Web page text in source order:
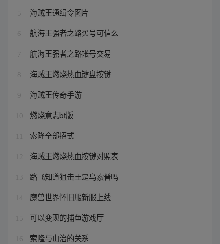
5 海贼王通缉令图片
6 航海王强者之路买号可信么
7 航海王强者之路帐号交易
8 海贼王燃烧热血键盘按键
9 海贼王传奇手游
10 燃烧意志bt版
索隆全部招式
12 海贼王燃烧热血按键对照表
13 路飞知道狙击王是乌索普吗
14 魔兽世界怀旧服新服上线
15 可以变现的捕鱼游戏厅
16 索隆与山治的关系